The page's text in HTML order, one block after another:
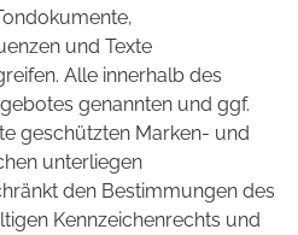
und Texte
Alle innerhalb des
genannten und ggf.
geschützten Marken- und
unterliegen
den Bestimmungen des
Kennzeichenrechts und